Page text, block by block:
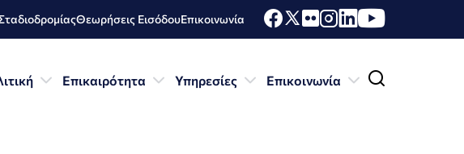
Θεωρήσεις ΕισόδουΕπικοινωνία
Επικαιρότητα Υπηρεσίες Επικοινωνία